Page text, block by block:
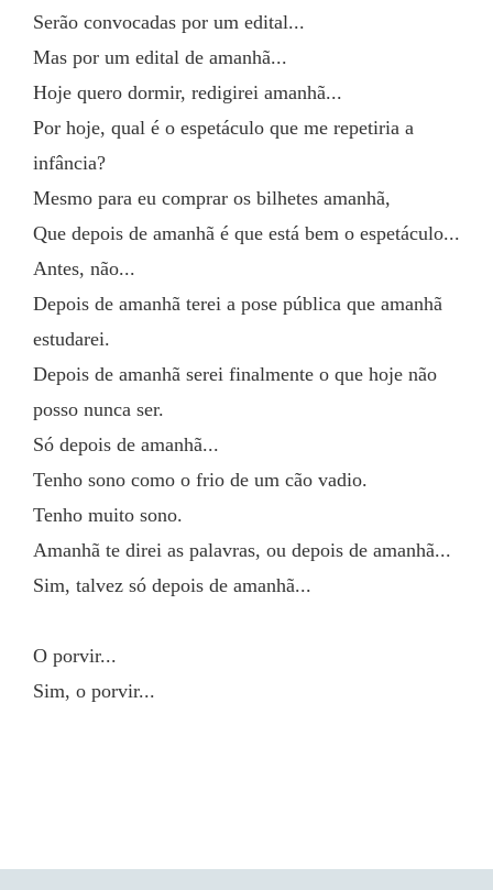
Serão convocadas por um edital...
Mas por um edital de amanhã...
Hoje quero dormir, redigirei amanhã...
Por hoje, qual é o espetáculo que me repetiria a
infância?
Mesmo para eu comprar os bilhetes amanhã,
Que depois de amanhã é que está bem o espetáculo...
Antes, não...
Depois de amanhã terei a pose pública que amanhã
estudarei.
Depois de amanhã serei finalmente o que hoje não
posso nunca ser.
Só depois de amanhã...
Tenho sono como o frio de um cão vadio.
Tenho muito sono.
Amanhã te direi as palavras, ou depois de amanhã...
Sim, talvez só depois de amanhã...
O porvir...
Sim, o porvir...